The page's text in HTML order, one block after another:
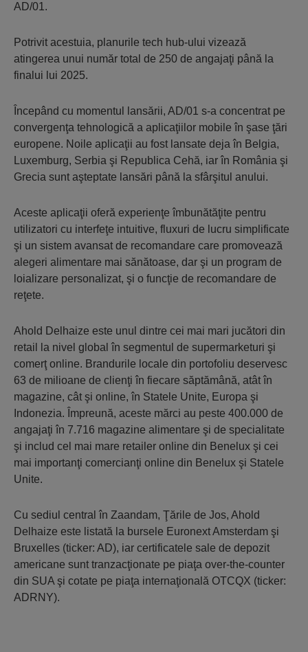
AD/01.
Potrivit acestuia, planurile tech hub-ului vizează
atingerea unui număr total de 250 de angajaţi până la
finalui lui 2025.
Începând cu momentul lansării, AD/01 s-a concentrat pe
convergenţa tehnologică a aplicaţiilor mobile în şase ţări
europene. Noile aplicaţii au fost lansate deja în Belgia,
Luxemburg, Serbia şi Republica Cehă, iar în România şi
Grecia sunt aşteptate lansări până la sfârşitul anului.
Aceste aplicaţii oferă experienţe îmbunătăţite pentru
utilizatori cu interfeţe intuitive, fluxuri de lucru simplificate
şi un sistem avansat de recomandare care promovează
alegeri alimentare mai sănătoase, dar şi un program de
loializare personalizat, şi o funcţie de recomandare de
reţete.
Ahold Delhaize este unul dintre cei mai mari jucători din
retail la nivel global în segmentul de supermarketuri şi
comerţ online. Brandurile locale din portofoliu deservesc
63 de milioane de clienţi în fiecare săptămână, atât în
magazine, cât şi online, în Statele Unite, Europa şi
Indonezia. Împreună, aceste mărci au peste 400.000 de
angajaţi în 7.716 magazine alimentare şi de specialitate
şi includ cel mai mare retailer online din Benelux şi cei
mai importanţi comercianţi online din Benelux şi Statele
Unite.
Cu sediul central în Zaandam, Ţările de Jos, Ahold
Delhaize este listată la bursele Euronext Amsterdam şi
Bruxelles (ticker: AD), iar certificatele sale de depozit
americane sunt tranzacţionate pe piaţa over-the-counter
din SUA şi cotate pe piaţa internaţională OTCQX (ticker:
ADRNY).